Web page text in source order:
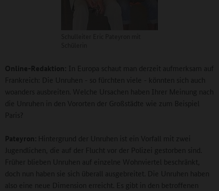
Online-Redaktion: In Europa schaut man derzeit aufmerksam auf
Frankreich: Die Unruhen - so fürchten viele - könnten sich auch
woanders ausbreiten. Welche Ursachen haben Ihrer Meinung nach
die Unruhen in den Vororten der Großstädte wie zum Beispiel
Paris?
Pateyron: Hintergrund der Unruhen ist ein Vorfall mit zwei
Jugendlichen, die auf der Flucht vor der Polizei gestorben sind.
Früher blieben Unruhen auf einzelne Wohnviertel beschränkt,
doch nun haben sie sich überall ausgebreitet. Die Unruhen haben
also eine neue Dimension erreicht. Es gibt in den betroffenen